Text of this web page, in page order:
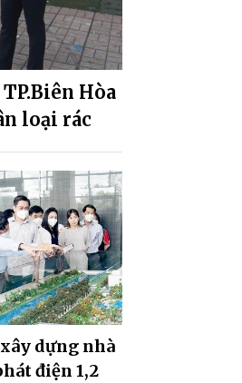
Hòa
loại rác
dựng nhà
điện 1,2